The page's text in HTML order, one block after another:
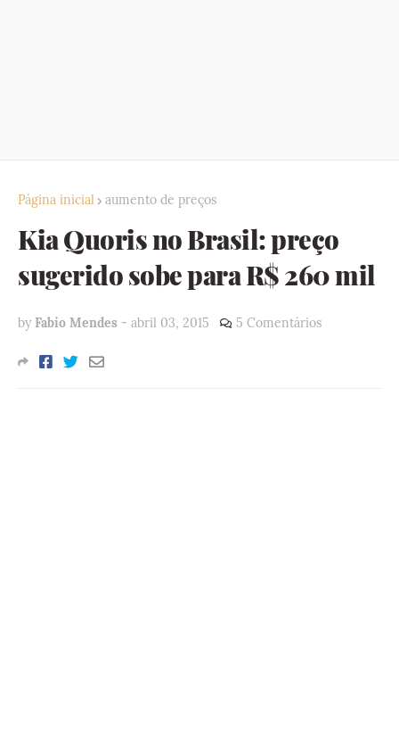
Página inicial aumento de preços
Kia Quoris no Brasil: preço
sugerido sobe para R$ 260 mil
by Fabio Mendes - abril 03, 2015 5 Comentários